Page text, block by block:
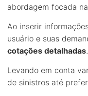
abordagem focada
Ao inserir
usuário e suas
cotações detalhadas.
Levando em conta
de sinistros até